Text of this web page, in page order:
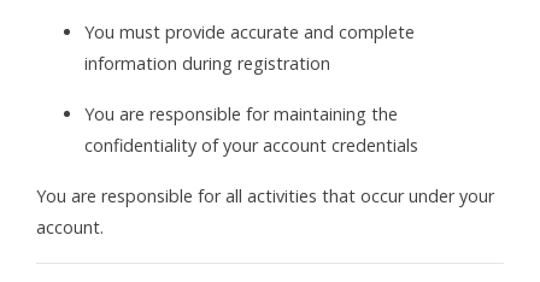
You must provide accurate and complete
information during registration
You are responsible for maintaining the
confidentiality of your account credentials
You are responsible for all activities that occur under your
account.